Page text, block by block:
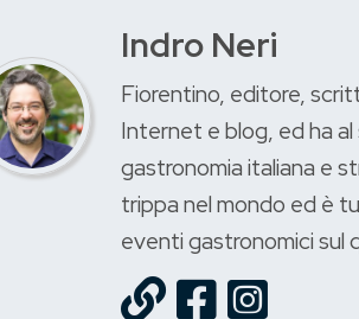
Indro Neri
Fiorentino, editore,
Internet e blog, ed ha
gastronomia italiana e
trippa nel mondo ed è
eventi gastronomici sul